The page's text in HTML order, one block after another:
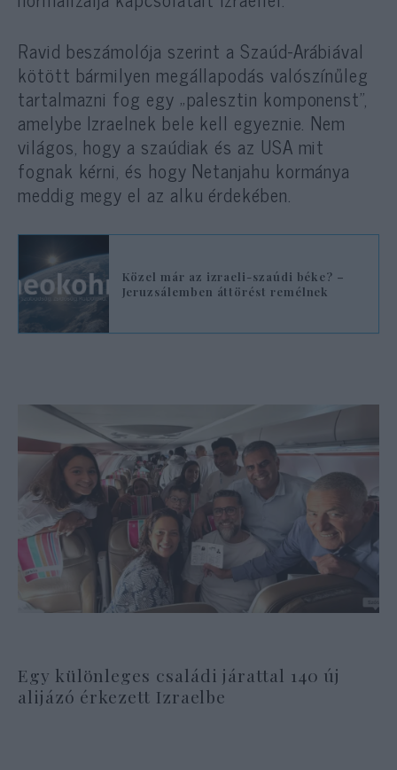
Ravid beszámolója szerint a Szaúd-Arábiával
kötött bármilyen megállapodás valószínűleg
tartalmazni fog egy „palesztin komponenst”,
amelybe Izraelnek bele kell egyeznie. Nem
világos, hogy a szaúdiak és az USA mit
fognak kérni, és hogy Netanjahu kormánya
meddig megy el az alku érdekében.
Közel már az izraeli-szaúdi béke? –
Jeruzsálemben áttörést remélnek
Egy különleges családi járattal 140 új
alijázó érkezett Izraelbe